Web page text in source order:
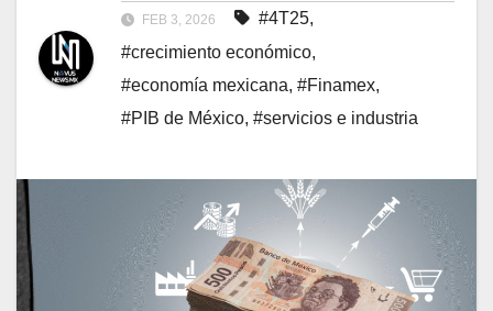
FEB 3, 2026 #4T25,
#crecimiento económico,
#economía mexicana, #Finamex,
#PIB de México, #servicios e industria